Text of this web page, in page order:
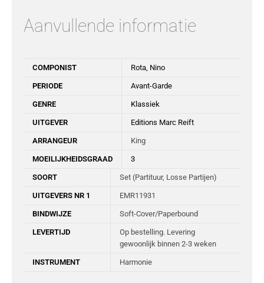
Aanvullende informatie
COMPONIST Rota, Nino
PERIODE Avant-Garde
GENRE Klassiek
UITGEVER Editions Marc Reift
ARRANGEUR King
MOEILIJKHEIDSGRAAD 3
SOORT Set (Partituur, Losse Partijen)
UITGEVERS NR 1 EMR11931
BINDWIJZE Soft-Cover/Paperbound
LEVERTIJD
Op bestelling. Levering
gewoonlijk binnen 2-3 weken
INSTRUMENT Harmonie